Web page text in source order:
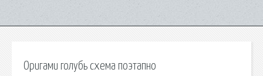
Оригами голубь схема поэтапно